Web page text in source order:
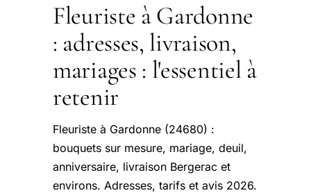
Fleuriste à Gardonne
: adresses, livraison,
mariages : l'essentiel à
retenir
Fleuriste à Gardonne (24680) :
bouquets sur mesure, mariage, deuil,
anniversaire, livraison Bergerac et
environs. Adresses, tarifs et avis 2026.